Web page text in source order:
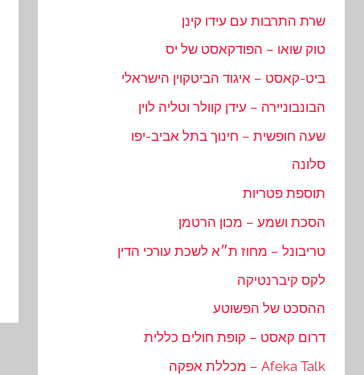
שרת התרבות עם עידו קינן
טוק שואו – הפודקאסט של יס
ביט-קאסט – איגוד הביטקוין הישראלי
הבונבוניירה – עידן קוולר וטליה לוין
שעה חופשית – חינוך בתל אביב-יפו
סלונה
תוספת פטריות
הסכת ושמע – מכון הרטמן
טריבונל – מחוז ת״א לשכת עורכי הדין
לקס קיברנטיקה
ההסכט של הפשוטע
דרום קאסט – קופת חולים כללית
Afeka Talk – מכללת אפקה